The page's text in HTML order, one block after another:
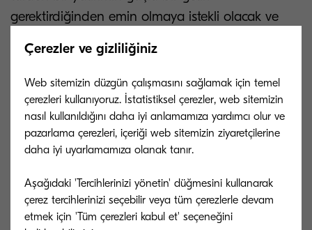
gerektirdiğinden emin olmaya istekli olacak ve
otomasyon, küçük, orta veya büyük ölçekli
herhangi bir işletmeye girme konusunda inkar
edilemeyecek kadar güçlü bir duruma sahip.
Kağıdı azaltmak ve kağıtsız bir ofise doğru bir
yolculuğa başlamak, karışıklığı önleyerek ve
evrakları derinlemesine incelemek ile kaybedilen
zamanı azaltmanın yanı sıra çevre ve maliyet
azaltma konusunda üzerlerine düşeni yaparak
Çerezler ve gizliliğiniz
Web sitemizin düzgün çalışmasını sağlamak için temel
çerezleri kullanıyoruz. İstatistiksel çerezler, web sitemizin
nasıl kullanıldığını daha iyi anlamamıza yardımcı olur ve
pazarlama çerezleri, içeriği web sitemizin ziyaretçilerine
daha iyi uyarlamamıza olanak tanır.
Aşağıdaki 'Tercihlerinizi yönetin' düğmesini kullanarak
çerez tercihlerinizi seçebilir veya tüm çerezlerle devam
etmek için 'Tüm çerezleri kabul et' seçeneğini